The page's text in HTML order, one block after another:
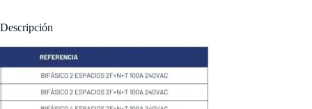
Descripción